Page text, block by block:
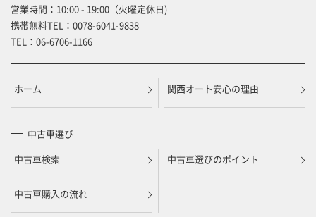
営業時間：10:00 - 19:00（火曜定休日)
携帯無料TEL： 0078-6041-9838
TEL： 06-6706-1166
ホーム 関西オート安心の理由
中古車選び
中古車検索
中古車選びのポイント
中古車購入の流れ